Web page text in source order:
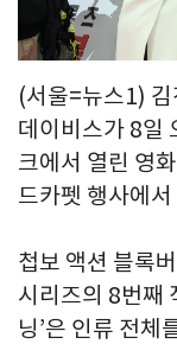
(서울=뉴스1)
데이비스가 8일
크에서 열린 영
드카펫 행사에
첩보 액션 블록
시리즈의 8번째
닝’은 인류 전체